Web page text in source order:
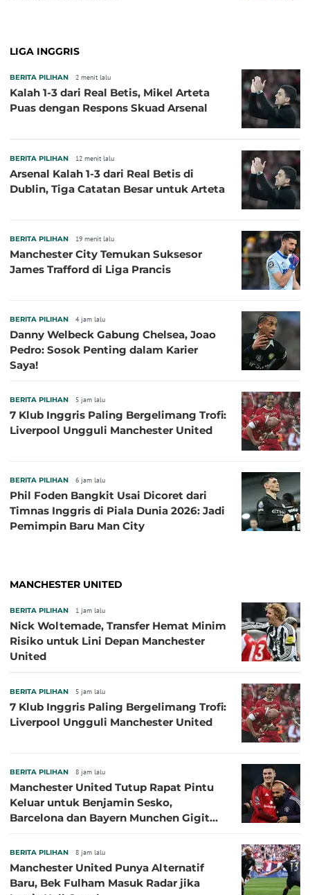
LIGA INGGRIS
BERITA PILIHAN 2 menit lalu
Kalah 1-3 dari Real Betis, Mikel Arteta
Puas dengan Respons Skuad Arsenal
BERITA PILIHAN 12 menit lalu
Arsenal Kalah 1-3 dari Real Betis di
Dublin, Tiga Catatan Besar untuk Arteta
BERITA PILIHAN 19 menit lalu
Manchester City Temukan Suksesor
James Trafford di Liga Prancis
BERITA PILIHAN 4 jam lalu
Danny Welbeck Gabung Chelsea, Joao
Pedro: Sosok Penting dalam Karier
Saya!
BERITA PILIHAN 5 jam lalu
7 Klub Inggris Paling Bergelimang Trofi:
Liverpool Ungguli Manchester United
BERITA PILIHAN 6 jam lalu
Phil Foden Bangkit Usai Dicoret dari
Timnas Inggris di Piala Dunia 2026: Jadi
Pemimpin Baru Man City
MANCHESTER UNITED
BERITA PILIHAN 1 jam lalu
Nick Woltemade, Transfer Hemat Minim
Risiko untuk Lini Depan Manchester
United
BERITA PILIHAN 5 jam lalu
7 Klub Inggris Paling Bergelimang Trofi:
Liverpool Ungguli Manchester United
BERITA PILIHAN 8 jam lalu
Manchester United Tutup Rapat Pintu
Keluar untuk Benjamin Sesko,
Barcelona dan Bayern Munchen Gigit
BERITA PILIHAN 8 jam lalu
Manchester United Punya Alternatif
Baru, Bek Fulham Masuk Radar jika